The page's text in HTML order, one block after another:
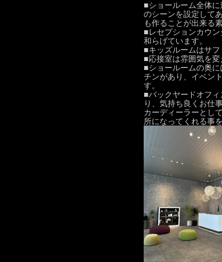
■ショールーム全体
のシーンを設定して
も作ることが出来る
■レセプションカウ
和らげています。
■キッズルームはサ
■応接室は雰囲気を
■ショールームの奥
チンがあり、イベン
す。
■バックヤードオフ
り、気持ち良くお仕
カーディーラーとし
所になってくれる事